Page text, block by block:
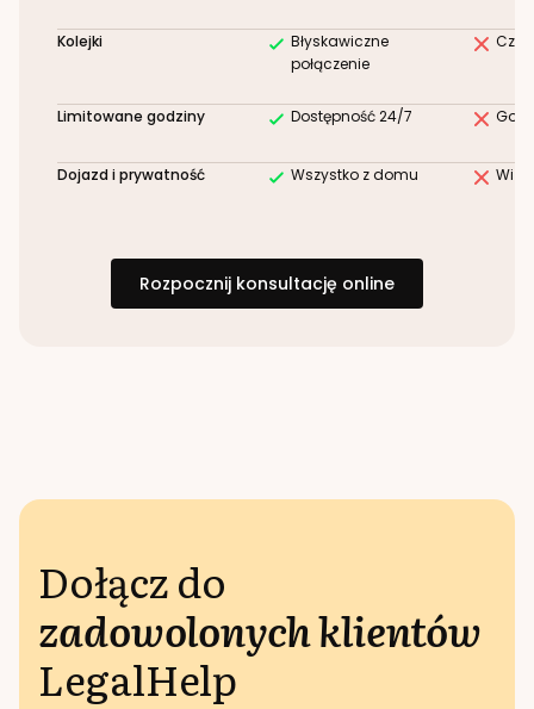
Kolejki
Błyskawiczne
połączenie
Limitowane godziny Dostępność 24/7
Dojazd i prywatność Wszystko z domu
Rozpocznij konsultację online
Dołącz do
zadowolonych klientów
LegalHelp